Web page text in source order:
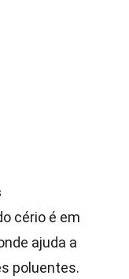
cério é em
ajuda a
poluentes.